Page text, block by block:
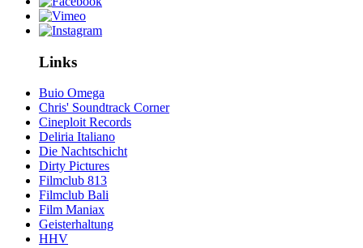
Links
Buio Omega
Chris' Soundtrack Corner
Cineploit Records
Deliria Italiano
Die Nachtschicht
Dirty Pictures
Filmclub 813
Filmclub Bali
Film Maniax
Geisterhaltung
HHV